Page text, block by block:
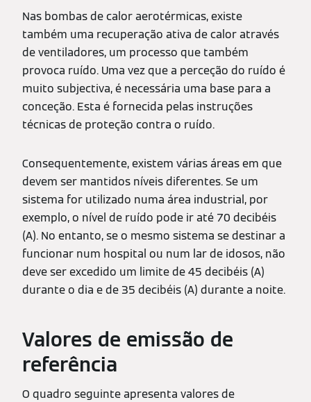
Nas bombas de calor aerotérmicas, existe
também uma recuperação ativa de calor através
de ventiladores, um processo que também
provoca ruído. Uma vez que a perceção do ruído é
muito subjectiva, é necessária uma base para a
conceção. Esta é fornecida pelas instruções
técnicas de proteção contra o ruído.
Consequentemente, existem várias áreas em que
devem ser mantidos níveis diferentes. Se um
sistema for utilizado numa área industrial, por
exemplo, o nível de ruído pode ir até 70 decibéis
(A). No entanto, se o mesmo sistema se destinar a
funcionar num hospital ou num lar de idosos, não
deve ser excedido um limite de 45 decibéis (A)
durante o dia e de 35 decibéis (A) durante a noite.
Valores de emissão de
referência
O quadro seguinte apresenta valores de